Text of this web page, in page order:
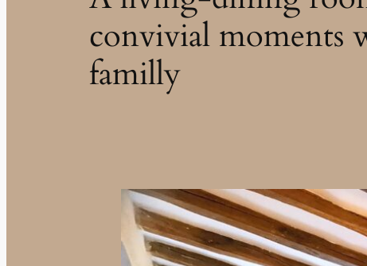
convivial moments
familly